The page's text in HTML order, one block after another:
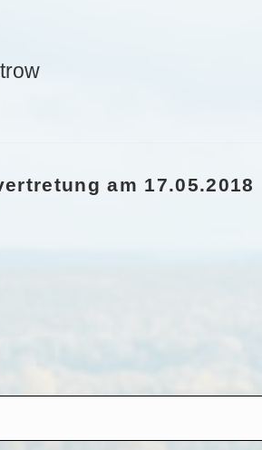
am 17.05.2018